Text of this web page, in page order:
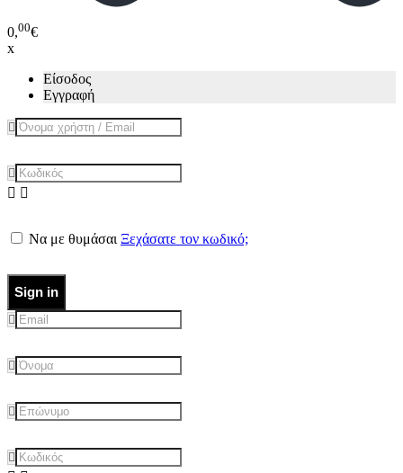
0,00€
x
Είσοδος
Εγγραφή
Να με θυμάσαι Ξεχάσατε τον κωδικό;
Sign in